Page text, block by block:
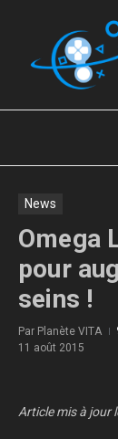
News
Omega
pour
seins !
Par Planète VITA
11 août 2015
Article mis à jour